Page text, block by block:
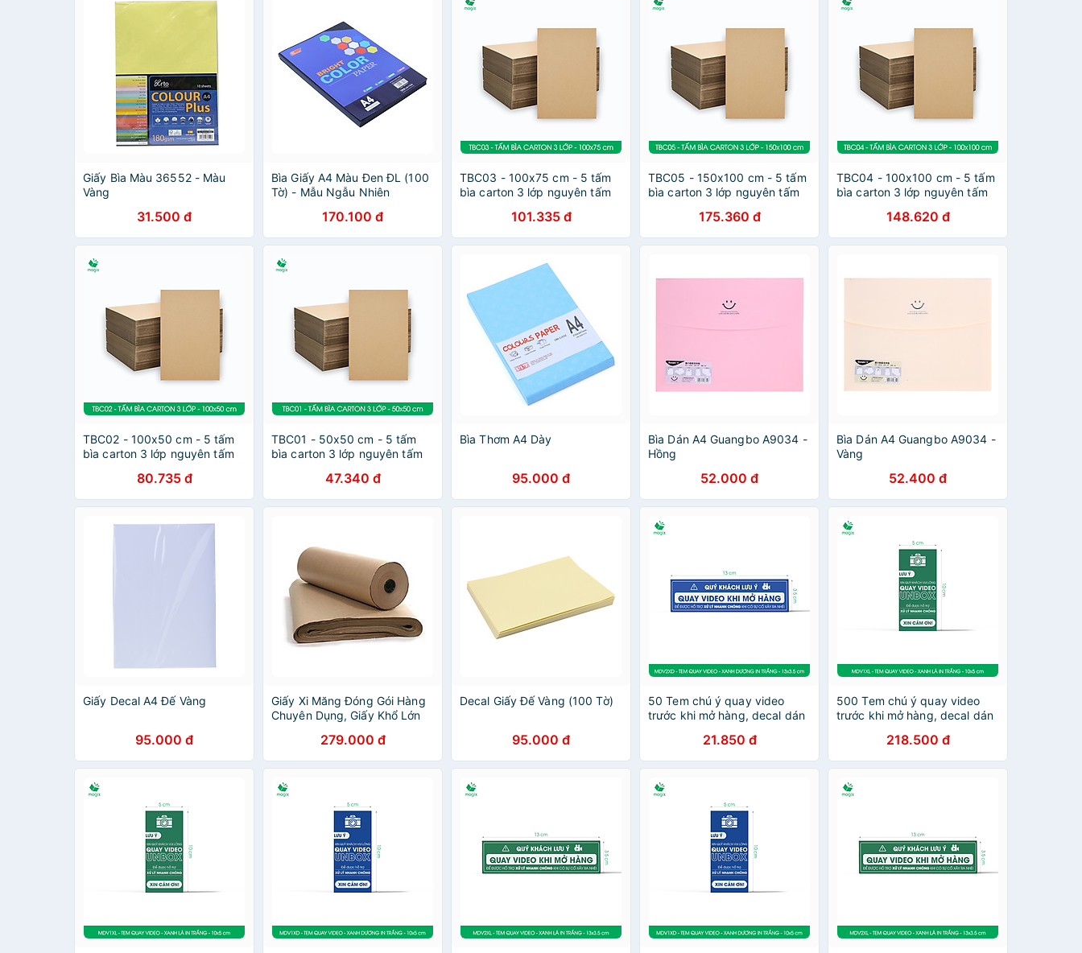
Giấy Bìa Màu 36552 - Màu
Vàng
31.500 đ
Bìa Giấy A4 Màu Đen ĐL (100
Tờ) - Mẫu Ngẫu Nhiên
170.100 đ
TBC03 - 100x75 cm - 5 tấm
bìa carton 3 lớp nguyên tấm
101.335 đ
TBC05 - 150x100 cm - 5 tấm
bìa carton 3 lớp nguyên tấm
175.360 đ
TBC04 - 100x100 cm - 5 tấm
bìa carton 3 lớp nguyên tấm
148.620 đ
TBC02 - 100x50 cm - 5 tấm
bìa carton 3 lớp nguyên tấm
80.735 đ
TBC01 - 50x50 cm - 5 tấm
bìa carton 3 lớp nguyên tấm
47.340 đ
Bìa Thơm A4 Dày
95.000 đ
Bìa Dán A4 Guangbo A9034 -
Hồng
52.000 đ
Bìa Dán A4 Guangbo A9034 -
Vàng
52.400 đ
Giấy Decal A4 Đế Vàng
95.000 đ
Giấy Xi Măng Đóng Gói Hàng
Chuyên Dụng, Giấy Khổ Lớn
279.000 đ
Decal Giấy Đế Vàng (100 Tờ)
95.000 đ
50 Tem chú ý quay video
trước khi mở hàng, decal dán
dương in trắng - MDV2XD
21.850 đ
500 Tem chú ý quay video
trước khi mở hàng, decal dán
trắng - MDV1XL
218.500 đ